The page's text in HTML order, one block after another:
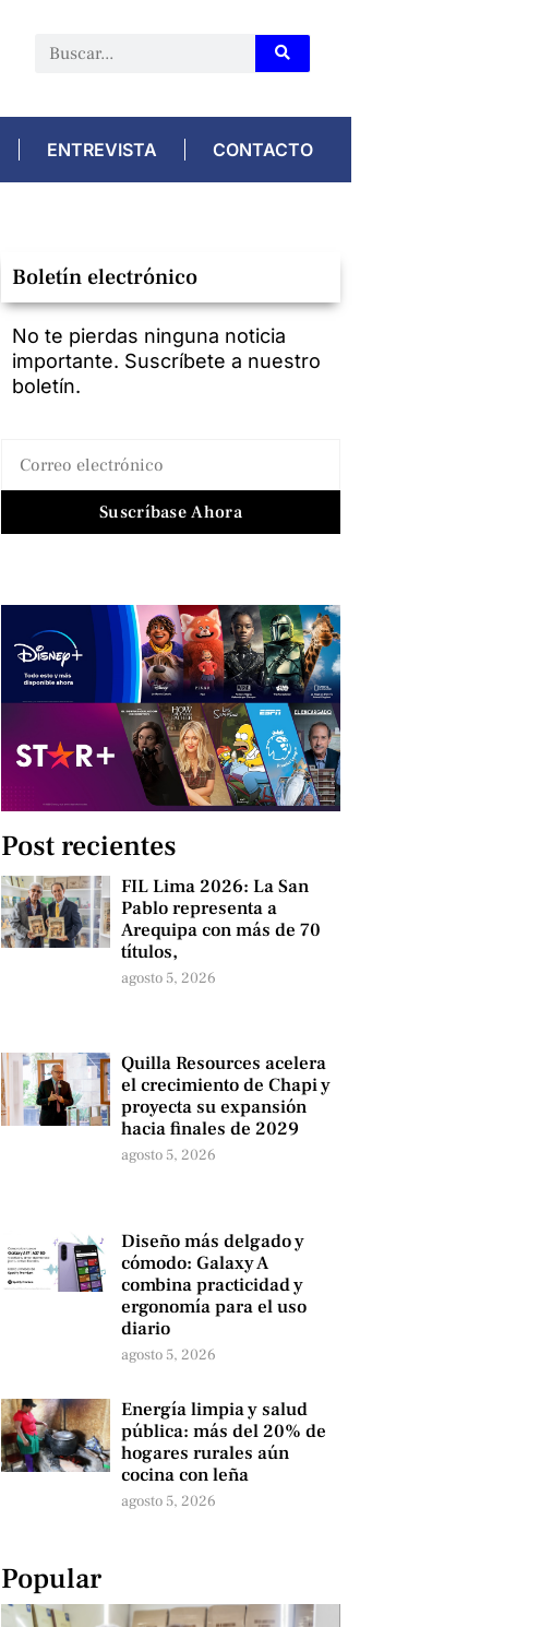
ENTREVISTA CONTACTO
Boletín electrónico
No te pierdas ninguna noticia
importante. Suscríbete a nuestro
boletín.
Suscríbase Ahora
Post recientes
FIL Lima 2026: La San
Pablo representa a
Arequipa con más de 70
títulos,
agosto 5, 2026
Quilla Resources acelera
el crecimiento de Chapi y
proyecta su expansión
hacia finales de 2029
agosto 5, 2026
Diseño más delgado y
cómodo: Galaxy A
combina practicidad y
ergonomía para el uso
diario
agosto 5, 2026
Energía limpia y salud
pública: más del 20% de
hogares rurales aún
cocina con leña
agosto 5, 2026
Popular